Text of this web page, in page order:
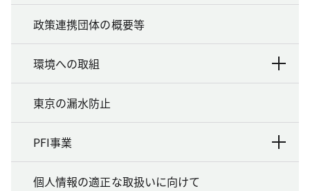
政策連携団体の概要等
環境への取組
東京の漏水防止
PFI事業
個人情報の適正な取扱いに向けて